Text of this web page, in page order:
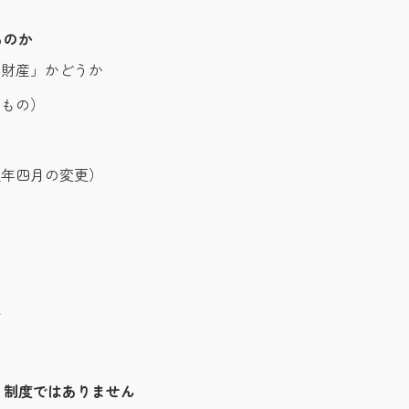
か
産」かどうか
の）
四月の変更）
度ではありません